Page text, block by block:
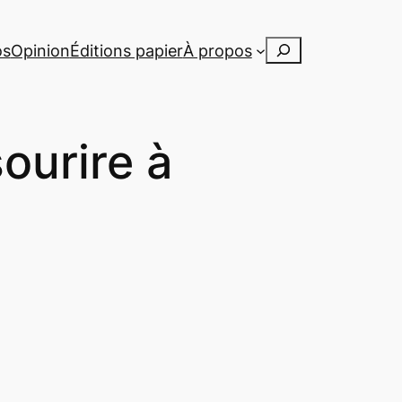
OpinionÉditions papierÀ propos Rechercher
à